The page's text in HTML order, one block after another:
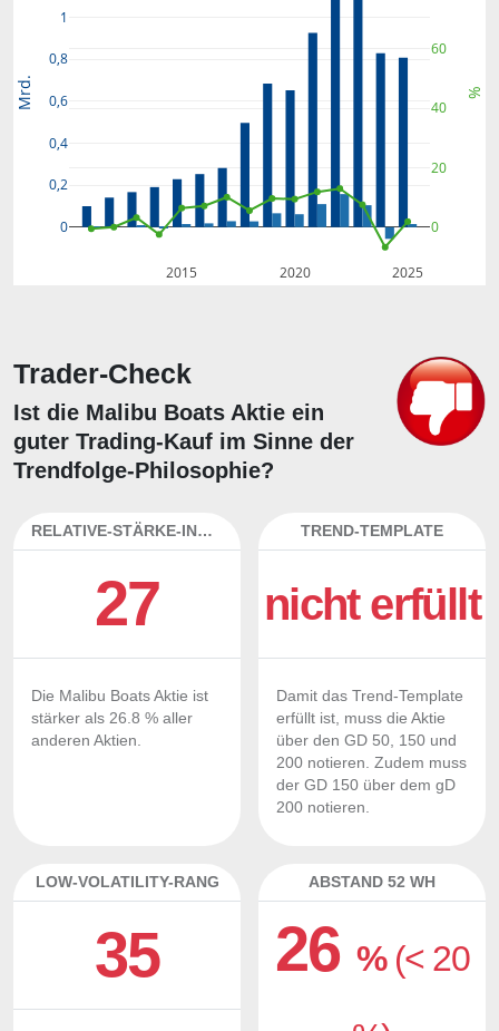
2015 2020 2025
0
0,2
0,4
0,6
0,8
1
0
20
40
60
Mrd. %
Trader-Check
Ist die Malibu Boats Aktie ein
guter Trading-Kauf im Sinne der
Trendfolge-Philosophie?
RELATIVE-STÄRKE-INDEX
27
Die Malibu Boats Aktie ist
stärker als 26.8 % aller
anderen Aktien.
TREND-TEMPLATE
nicht erfüllt
Damit das Trend-Template
erfüllt ist, muss die Aktie
über den GD 50, 150 und
200 notieren. Zudem muss
der GD 150 über dem gD
200 notieren.
LOW-VOLATILITY-RANG
35
ABSTAND 52 WH
26% (< 20